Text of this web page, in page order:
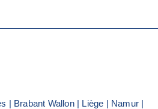
| Brabant Wallon | Liège | Namur |